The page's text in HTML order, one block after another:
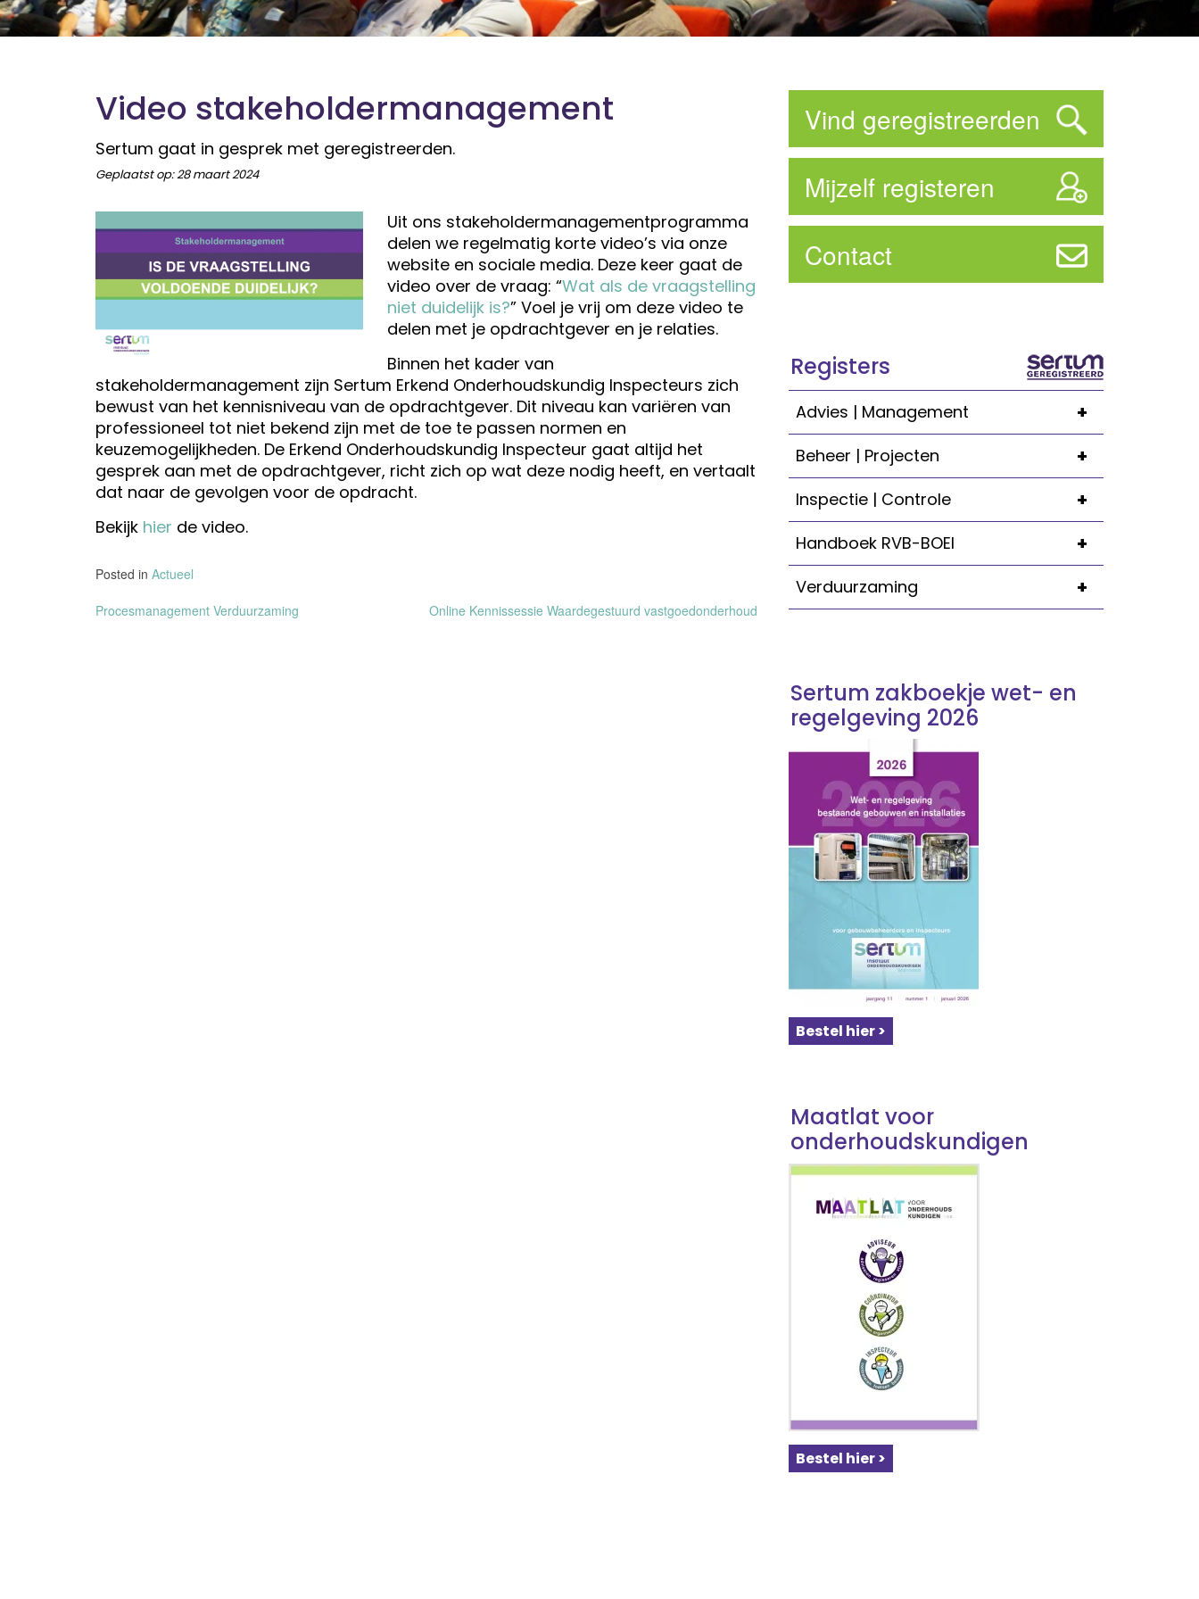
Video stakeholdermanagement
Sertum gaat in gesprek met geregistreerden.
Geplaatst op:28 maart 2024
Uit ons stakeholdermanagementprogramma
delen we regelmatig korte video’s via onze
website en sociale media. Deze keer gaat de
video over de vraag: “Wat als de vraagstelling
niet duidelijk is?” Voel je vrij om deze video te
delen met je opdrachtgever en je relaties.
Binnen het kader van
stakeholdermanagement zijn Sertum Erkend Onderhoudskundig Inspecteurs zich
bewust van het kennisniveau van de opdrachtgever. Dit niveau kan variëren van
professioneel tot niet bekend zijn met de toe te passen normen en
keuzemogelijkheden. De Erkend Onderhoudskundig Inspecteur gaat altijd het
gesprek aan met de opdrachtgever, richt zich op wat deze nodig heeft, en vertaalt
dat naar de gevolgen voor de opdracht.
Bekijk hier de video.
Posted in Actueel
Bericht
Procesmanagement Verduurzaming Online Kennissessie Waardegestuurd vastgoedonderhoud
Vind geregistreerden
Mijzelf registeren
Contact
Registers
+
Advies | Management
+
Beheer | Projecten
+
Inspectie | Controle
+
Handboek RVB-BOEI
+
Verduurzaming
Sertum zakboekje wet- en
regelgeving 2026
Bestel hier >
Maatlat voor
onderhoudskundigen
Bestel hier >